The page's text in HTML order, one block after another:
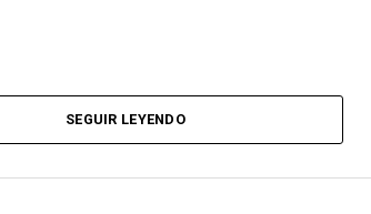
SEGUIR LEYENDO